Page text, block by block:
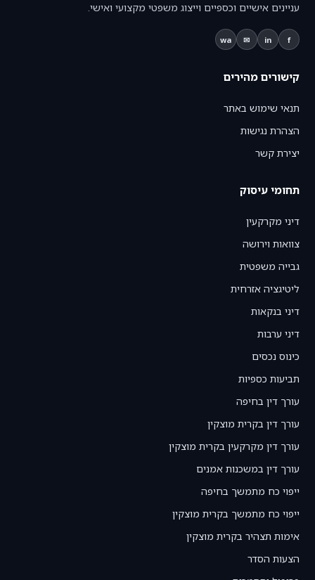
עניינים אישיים וכספיים וייצוג משפטי מקצועי ואישי.
f
in
✉
wa
קישורים מהירים
תנאי שימוש באתר
הצהרת נגישות
יצירת קשר
תחומי עיסוק
דיני מקרקעין
צוואות וירושה
גבייה משפטית
ליטיגציה אזרחית
דיני בנקאות
דיני ערבות
כינוס נכסים
תביעות כספיות
עורך דין בחיפה
עורך דין בקרית מוצקין
עורך דין מקרקעין בקרית מוצקין
עורך דין במשכנות אמנים
ייפוי כח מתמשך בחיפה
ייפוי כח מתמשך בקרית מוצקין
אימות תצהיר בקרית מוצקין
הצעות הסדר